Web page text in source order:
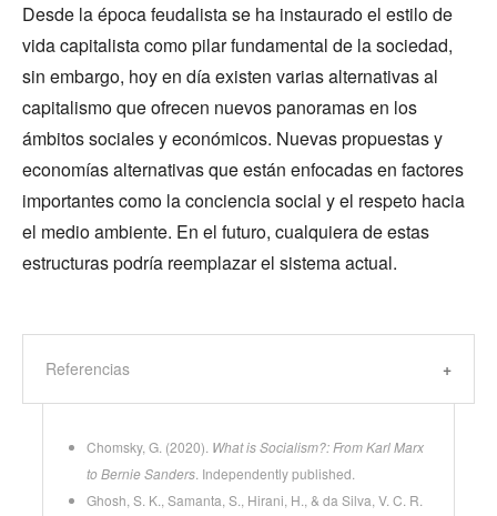
Desde la época feudalista se ha instaurado el estilo de
vida capitalista como pilar fundamental de la sociedad,
sin embargo, hoy en día existen varias alternativas al
capitalismo que ofrecen nuevos panoramas en los
ámbitos sociales y económicos. Nuevas propuestas y
economías alternativas que están enfocadas en factores
importantes como la conciencia social y el respeto hacia
el medio ambiente. En el futuro, cualquiera de estas
estructuras podría reemplazar el sistema actual.
Referencias
Chomsky, G. (2020). What is Socialism?: From Karl Marx
to Bernie Sanders . Independently published.
Ghosh, S. K., Samanta, S., Hirani, H., & da Silva, V. C. R.